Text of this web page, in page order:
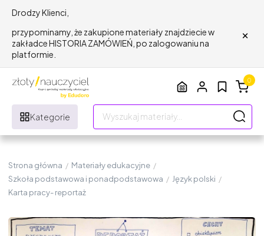
Drodzy Klienci,
przypominamy, że zakupione materiały znajdziecie w
zakładce HISTORIA ZAMÓWIEŃ, po zalogowaniu na
platformie.
×
Kategorie
0
Strona główna / Materiały edukacyjne /
Szkoła podstawowa i ponadpodstawowa / Język polski /
Karta pracy- reportaż